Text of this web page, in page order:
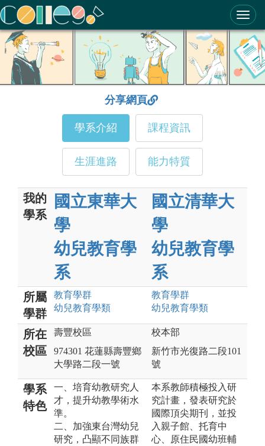
ColleGo! 大學選才與高中育才輔助系統
分享網頁
學系介紹 課程資訊
生涯進路 能力特質
我的
學系
國立東華大
學
幼兒教育學
系
國立清華大
學
幼兒教育學
系
所屬
學群
教育學群
幼兒教育學類
教育學群
幼兒教育學類
所在
校區
壽豐校區
974301 花蓮縣壽豐鄉
大學路二段一號
校本部
新竹市光復路二段101
號
學系
特色
一、培育幼教研究人
才，提升幼教學術水
準。
二、加強東台灣幼兒
研究，凸顯不同族群
本系教師積極投入研
究計畫，發表研究於
國際頂尖期刊，並投
入親子館、托育中
心、原住民國幼班輔